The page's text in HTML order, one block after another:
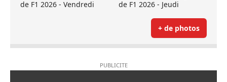
de F1 2026 - Vendredi
de F1 2026 - Jeudi
+ de photos